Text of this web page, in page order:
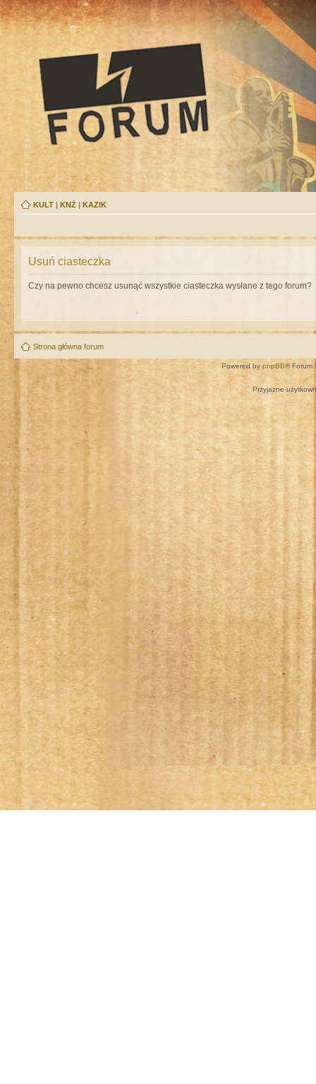
KULT | KNŻ | KAZIK
Usuń ciasteczka
Czy na pewno chcesz usunąć wszystkie ciasteczka wysłane z tego forum?
Strona główna forum
Powered by phpBB® Forum
Przyjazne